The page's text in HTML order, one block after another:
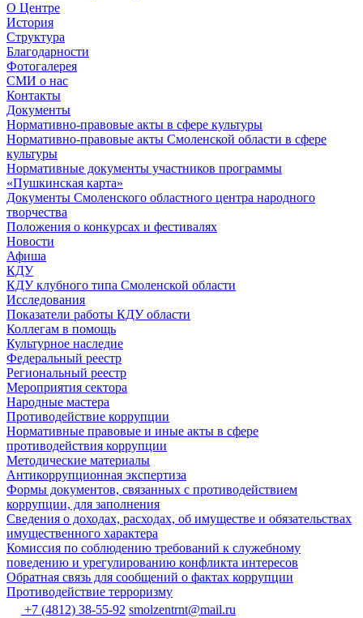
О Центре
История
Структура
Благодарности
Фотогалерея
СМИ о нас
Контакты
Документы
Нормативно-правовые акты в сфере культуры
Нормативно-правовые акты Смоленской области в сфере
культуры
Нормативные документы участников программы
«Пушкинская карта»
Документы Смоленского областного центра народного
творчества
Положения о конкурсах и фестивалях
Новости
Афиша
КДУ
КДУ клубного типа Смоленской области
Исследования
Показатели работы КДУ области
Коллегам в помощь
Культурное наследие
Федеральный реестр
Региональный реестр
Мероприятия сектора
Народные мастера
Противодействие коррупции
Нормативные правовые и иные акты в сфере
противодействия коррупции
Методические материалы
Антикоррупционная экспертиза
Формы документов, связанных с противодействием
коррупции, для заполнения
Сведения о доходах, расходах, об имуществе и обязательствах
имущественного характера
Комиссия по соблюдению требований к служебному
поведению и урегулированию конфликта интересов
Обратная связь для сообщений о фактах коррупции
Противодействие терроризму
+7 (4812) 38-55-92 smolzentrnt@mail.ru